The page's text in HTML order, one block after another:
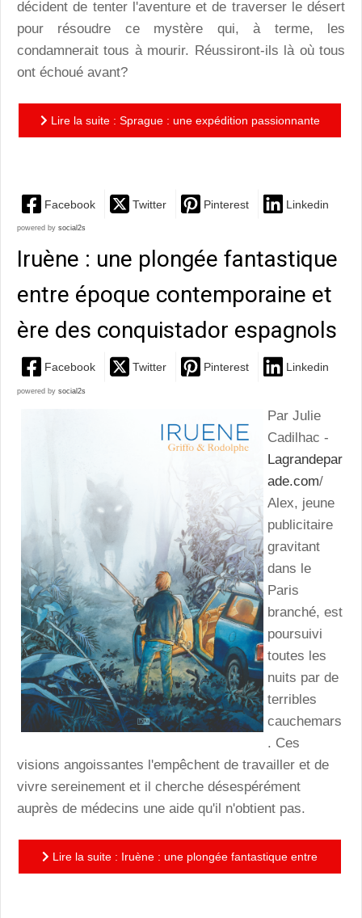
décident de tenter l'aventure et de traverser le désert
pour résoudre ce mystère qui, à terme, les
condamnerait tous à mourir. Réussiront-ils là où tous
ont échoué avant?
Lire la suite : Sprague : une expédition passionnante
Facebook Twitter Pinterest Linkedin
powered by social2s
Iruène : une plongée fantastique
entre époque contemporaine et
ère des conquistador espagnols
Facebook Twitter Pinterest Linkedin
powered by social2s
Par Julie
Cadilhac -
Lagrandepar
ade.com/
Alex, jeune
publicitaire
gravitant
dans le
Paris
branché, est
poursuivi
toutes les
nuits par de
terribles
cauchemars
. Ces
visions angoissantes l'empêchent de travailler et de
vivre sereinement et il cherche désespérément
auprès de médecins une aide qu'il n'obtient pas.
Lire la suite : Iruène : une plongée fantastique entre